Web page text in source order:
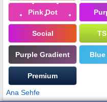
Pink Dot
Social
Purple Gradient
Premium
Ana Sehfe